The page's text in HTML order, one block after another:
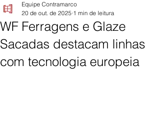
WF Ferragens e Glaze
Sacadas destacam linhas
com tecnologia europeia
Equipe Contramarco
20 de out. de 2025 1 min de leitura